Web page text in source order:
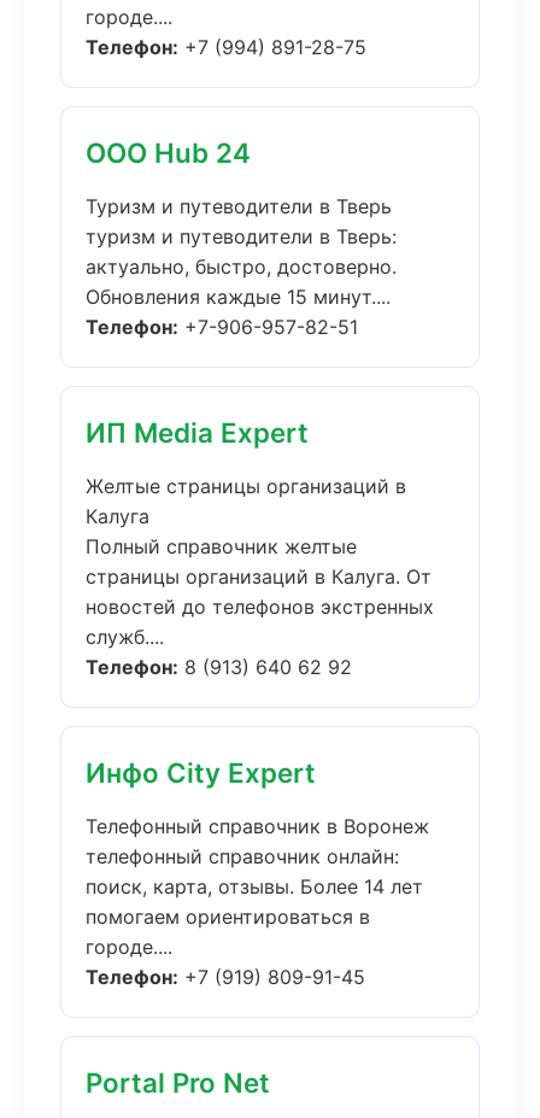
городе....
Телефон: +7 (994) 891-28-75
ООО Hub 24
Туризм и путеводители в Тверь
туризм и путеводители в Тверь:
актуально, быстро, достоверно.
Обновления каждые 15 минут....
Телефон: +7-906-957-82-51
ИП Media Expert
Желтые страницы организаций в
Калуга
Полный справочник желтые
страницы организаций в Калуга. От
новостей до телефонов экстренных
служб....
Телефон: 8 (913) 640 62 92
Инфо City Expert
Телефонный справочник в Воронеж
телефонный справочник онлайн:
поиск, карта, отзывы. Более 14 лет
помогаем ориентироваться в
городе....
Телефон: +7 (919) 809-91-45
Portal Pro Net